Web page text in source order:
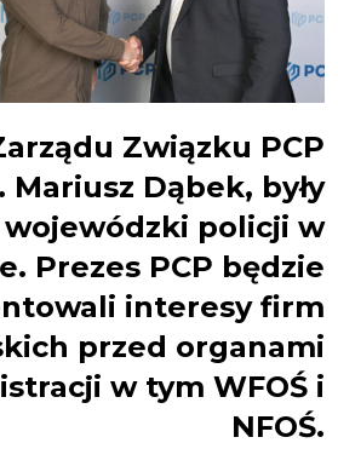
Związku PCP
Mariusz Dąbek, były
policji w
Prezes PCP będzie
interesy firm
przed organami
w tym WFOŚ i
NFOŚ.